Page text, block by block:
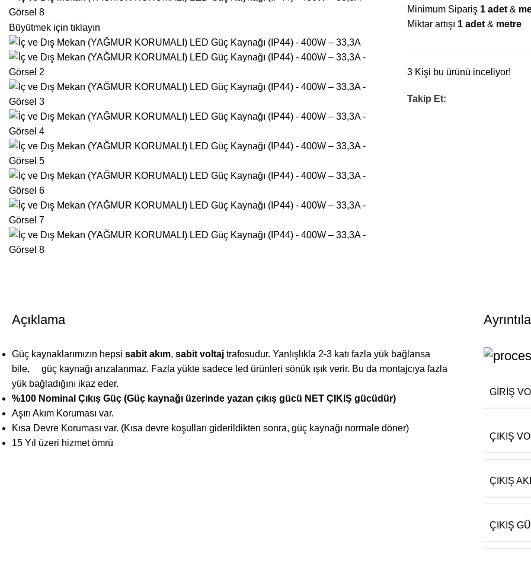
Büyütmek için tıklayın
Minimum Sipariş 1 adet &
Miktar artışı 1 adet & metre
3 Kişi bu ürünü inceliyor!
Takip Et:
Açıklama
Güç kaynaklarımızın hepsi sabit akım, sabit voltaj trafosudur. Yanlışlıkla 2-3 katı fazla yük bağlansa
bile, güç kaynağı arızalanmaz. Fazla yükte sadece led ürünleri sönük ışık verir. Bu da montajcıya fazla
yük bağladığını ikaz eder.
%100 Nominal Çıkış Güç (Güç kaynağı üzerinde yazan çıkış gücü NET ÇIKIŞ gücüdür)
Aşırı Akım Koruması var.
Kısa Devre Koruması var. (Kısa devre koşulları giderildikten sonra, güç kaynağı normale döner)
15 Yıl üzeri hizmet ömrü
GIRIŞ
ÇIKIŞ
ÇIKIŞ
ÇIKIŞ